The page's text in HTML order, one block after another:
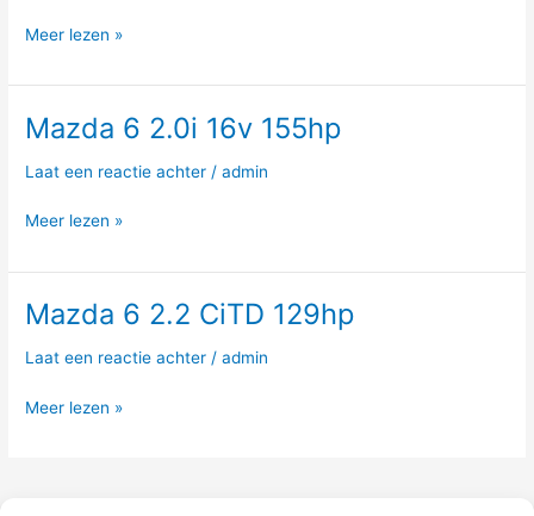
140hp
Meer lezen »
Mazda 6 2.0i 16v 155hp
Laat een reactie achter /admin
Mazda
2.0i
155hp
Meer lezen »
Mazda 6 2.2 CiTD 129hp
Laat een reactie achter /admin
Mazda
2.2
129hp
Meer lezen »